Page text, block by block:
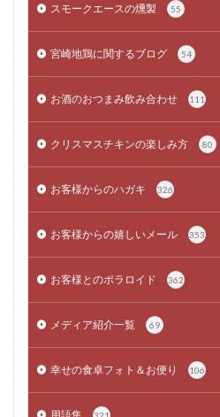
スモークエースの燻製 55
宮崎地鶏に関するブログ 54
お酒のおつまみ飲み合わせ 111
クリスマスチキンの楽しみ方 80
お客様からのハガキ 326
お客様からの嬉しいメール 353
お客様とのポラロイド 362
メディア紹介一覧 69
幸せの食卓フォト＆お便り 106